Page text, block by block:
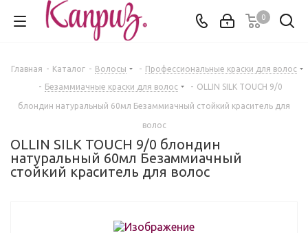
0
Главная - Каталог - Волосы - Профессиональные краски для волос
- Безаммиачные краски для волос - OLLIN SILK TOUCH 9/0
блондин натуральный 60мл Безаммиачный стойкий краситель для
волос
OLLIN SILK TOUCH 9/0 блондин
натуральный 60мл Безаммиачный
стойкий краситель для волос